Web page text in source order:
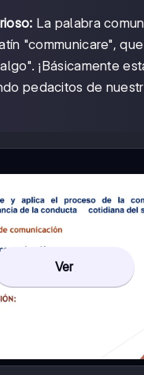
La palabra
"communicare",
¡Básicamente
pedacitos de
Ver